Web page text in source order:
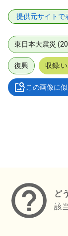
提供元サイトで
東日本大震災
復興 収録:
この画像に
ど
該